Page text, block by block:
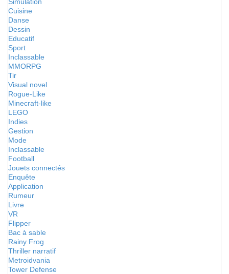
Cuisine
Danse
Dessin
Educatif
Sport
Inclassable
MMORPG
Tir
Visual novel
Rogue-Like
Minecraft-like
LEGO
Indies
Gestion
Mode
Inclassable
Football
Jouets connectés
Enquête
Application
Rumeur
Livre
VR
Flipper
Bac à sable
Rainy Frog
Thriller narratif
Metroidvania
Tower Defense